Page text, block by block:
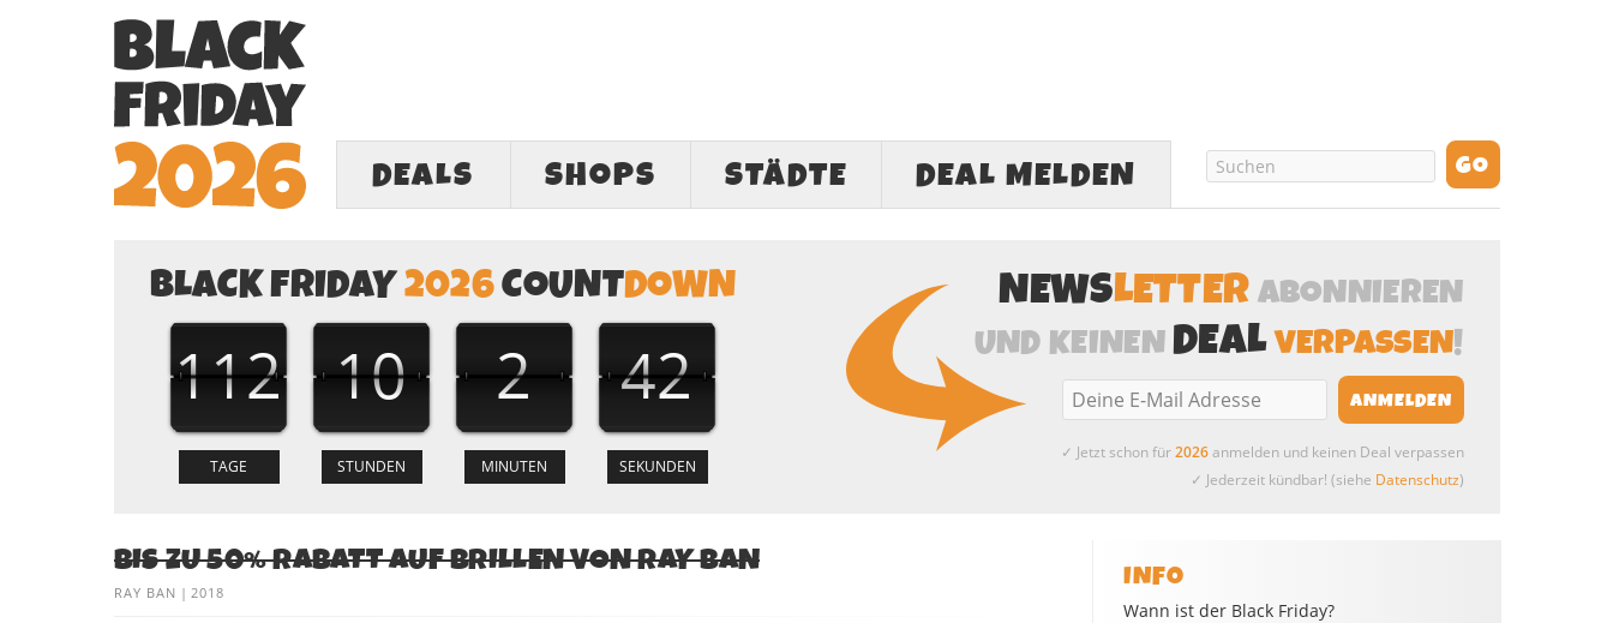
DEALS SHOPS STÄDTE DEAL MELDEN
BLACK FRIDAY2026COUNTDOWN
112 10 2 42
NEWSLETTERABONNIEREN
UND KEINENDEALVERPASSEN!
✓ Jetzt schon für2026anmelden und keinen Deal verpassen
✓ Jederzeit kündbar! (siehe Datenschutz)
BIS ZU 50% RABATT AUF BRILLEN VON RAY BAN
RAY BAN | 2018 INFO
Wann ist der Black Friday?